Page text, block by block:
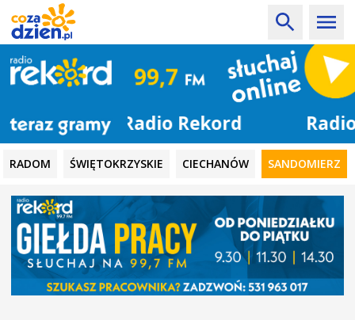
Radio Rekord
RADOM ŚWIĘTOKRZYSKIE CIECHANÓW SANDOMIERZ